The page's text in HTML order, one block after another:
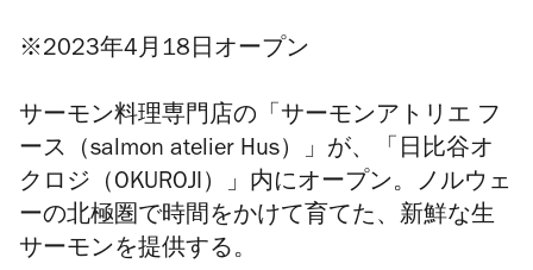
※2023年4月18日オープン
サーモン料理専門店の「サーモンアトリエ フ
ース（salmon atelier Hus）」が、「日比谷オ
クロジ（OKUROJI）」内にオープン。ノルウェ
ーの北極圏で時間をかけて育てた、新鮮な生
サーモンを提供する。